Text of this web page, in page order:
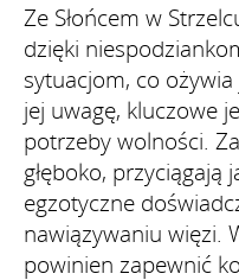
Ze Słońcem w
dzięki
sytuacjom, co ożywia
jej uwagę, kluczowe
potrzeby wolności.
głęboko, przyciągają
egzotyczne
nawiązywaniu więzi.
powinien zapewnić